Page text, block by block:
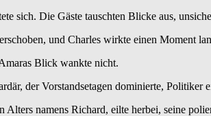
sich. Die Gäste tauschten Blicke aus,
und Charles wirkte einen Moment
Blick wankte nicht.
der Vorstandsetagen dominierte,
Alters namens Richard, eilte herbei, seine